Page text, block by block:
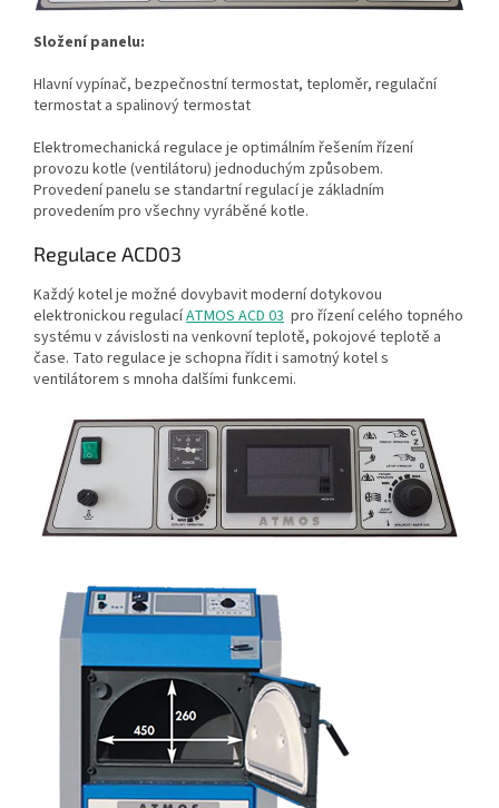
Složení panelu:
Hlavní vypínač, bezpečnostní termostat, teploměr, regulační
termostat a spalinový termostat
Elektromechanická regulace je optimálním řešením řízení
provozu kotle (ventilátoru) jednoduchým způsobem.
Provedení panelu se standartní regulací je základním
provedením pro všechny vyráběné kotle.
Regulace ACD03
Každý kotel je možné dovybavit moderní dotykovou
elektronickou regulacíATMOS ACD 03 pro řízení celého topného
systému v závislosti na venkovní teplotě, pokojové teplotě a
čase. Tato regulace je schopna řídit i samotný kotel s
ventilátorem s mnoha dalšími funkcemi.